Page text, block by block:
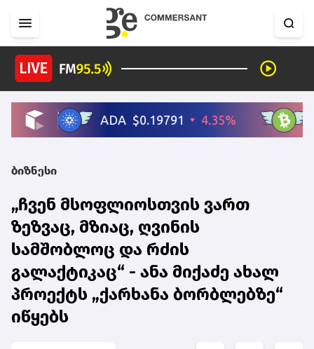
ბიზნესი
„ჩვენ მსოფლიოსთვის ვართ
ზეზვაც, მზიაც, ღვინის
სამშობლოც და რძის
გალაქტიკაც“ - ანა მიქაძე ახალ
პროექტს „ქარხანა ბორბლებზე“
იწყებს